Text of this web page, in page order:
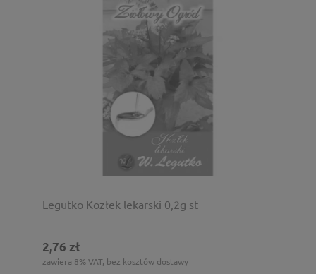
Legutko Kozłek lekarski 0,2g st
2,76 zł
zawiera 8% VAT, bez kosztów dostawy